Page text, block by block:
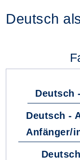
Deutsch
Deutsch
Deutsch -
Anfänger/